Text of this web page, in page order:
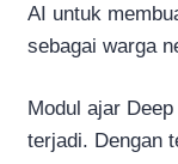
AI untuk
sebagai warga
Modul ajar
terjadi. Dengan